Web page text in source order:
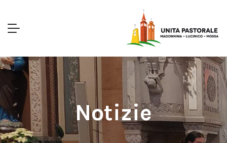
Notizie